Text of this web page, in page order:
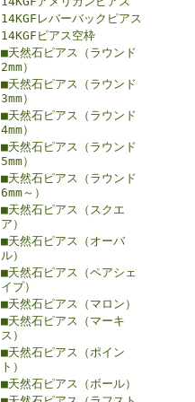
14KGFレバーバックピアス
14KGFピアス空枠
■天然石ピアス（ラウンド
2mm）
■天然石ピアス（ラウンド
3mm）
■天然石ピアス（ラウンド
4mm）
■天然石ピアス（ラウンド
5mm）
■天然石ピアス（ラウンド
6mm～）
■天然石ピアス（スクエ
ア）
■天然石ピアス（オーバ
ル）
■天然石ピアス（ペアシェ
イプ）
■天然石ピアス（マロン）
■天然石ピアス（マーキ
ス）
■天然石ピアス（ポイン
ト）
■天然石ピアス（ボール）